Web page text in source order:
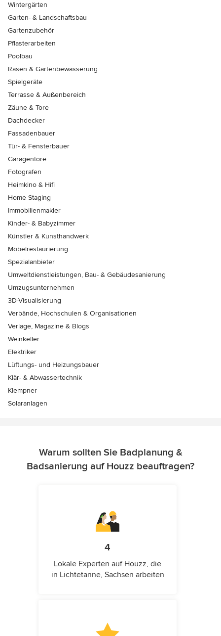
Wintergärten
Garten- & Landschaftsbau
Gartenzubehör
Pflasterarbeiten
Poolbau
Rasen & Gartenbewässerung
Spielgeräte
Terrasse & Außenbereich
Zäune & Tore
Dachdecker
Fassadenbauer
Tür- & Fensterbauer
Garagentore
Fotografen
Heimkino & Hifi
Home Staging
Immobilienmakler
Kinder- & Babyzimmer
Künstler & Kunsthandwerk
Möbelrestaurierung
Spezialanbieter
Umweltdienstleistungen, Bau- & Gebäudesanierung
Umzugsunternehmen
3D-Visualisierung
Verbände, Hochschulen & Organisationen
Verlage, Magazine & Blogs
Weinkeller
Elektriker
Lüftungs- und Heizungsbauer
Klär- & Abwassertechnik
Klempner
Solaranlagen
Warum sollten Sie Badplanung &
Badsanierung auf Houzz beauftragen?
4
Lokale Experten auf Houzz, die
in Lichtetanne, Sachsen arbeiten